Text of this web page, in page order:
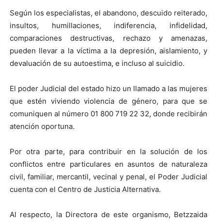
Según los especialistas, el abandono, descuido reiterado,
insultos, humillaciones, indiferencia, infidelidad,
comparaciones destructivas, rechazo y amenazas,
pueden llevar a la víctima a la depresión, aislamiento, y
devaluación de su autoestima, e incluso al suicidio.
El poder Judicial del estado hizo un llamado a las mujeres
que estén viviendo violencia de género, para que se
comuniquen al número 01 800 719 22 32, donde recibirán
atención oportuna.
Por otra parte, para contribuir en la solución de los
conflictos entre particulares en asuntos de naturaleza
civil, familiar, mercantil, vecinal y penal, el Poder Judicial
cuenta con el Centro de Justicia Alternativa.
Al respecto, la Directora de este organismo, Betzzaida